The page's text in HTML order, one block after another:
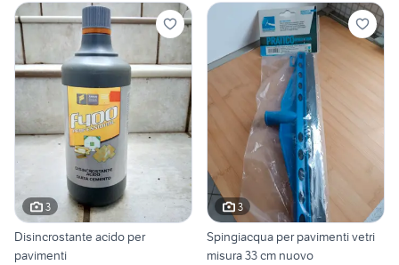
3
Disincrostante acido per
pavimenti
3
Spingiacqua per pavimenti vetri
misura 33 cm nuovo